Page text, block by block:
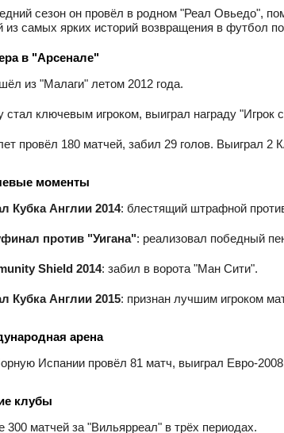
сезон он провёл в родном "Реал Овьедо",
из самых ярких историй возвращения в футбол
в "Арсенале"
из "Малаги" летом 2012 года.
стал ключевым игроком, выиграл награду
провёл 180 матчей, забил 29 голов. Выиграл 2
моменты
Кубка Англии 2014: блестящий штрафной
против "Уигана": реализовал победный
Shield 2014: забил в ворота "Ман Сити".
Кубка Англии 2015: признан лучшим игроком
арена
Испании провёл 81 матч, выиграл
клубы
300 матчей за "Вильярреал" в трёх периодах.